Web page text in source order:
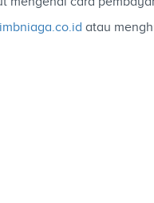
atau